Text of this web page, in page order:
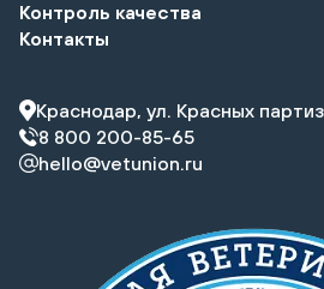
Контроль качества
Контакты
Краснодар, ул. Красных
8 800 200-85-65
hello@vetunion.ru